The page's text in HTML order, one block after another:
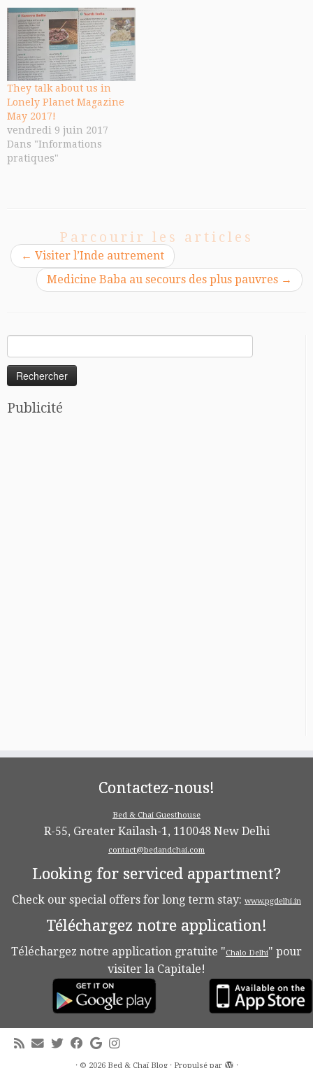
They talk about us in
Lonely Planet Magazine
May 2017!
vendredi 9 juin 2017
Dans "Informations
pratiques"
Parcourir les articles
← Visiter l’Inde autrement
Medicine Baba au secours des plus pauvres →
Publicité
Contactez-nous!
Bed & Chai Guesthouse
R-55, Greater Kailash-1, 110048 New Delhi
contact@bedandchai.com
Looking for serviced appartment?
Check our special offers for long term stay: www.pgdelhi.in
Téléchargez notre application!
Téléchargez notre application gratuite "Chalo Delhi" pour
visiter la Capitale!
· © 2026 Bed & Chaï Blog· Propulsé par ·